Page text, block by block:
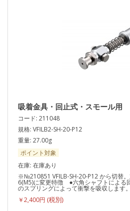
吸着金具・回止式・スモール用
コード: 211048
規格: VFILB2-SH-20-P12
重量: 27.00g
ポイント対象
在庫: 在庫あり
※№210851 VFILB-SH-20-P12 から切替
6(M5)に変更特徴 ●六角シャフトに
のスプリングによって衝撃を吸収します
￥2,400円